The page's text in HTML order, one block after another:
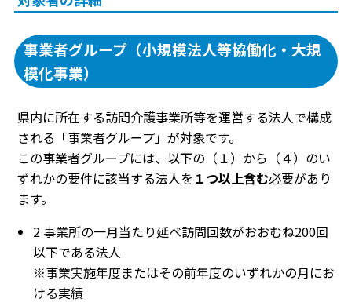
事業者グループ（小規模法人等協働化・大規
模化事業）
県内に所在する訪問介護事業所等を運営する法人で構成
される「事業者グループ」が対象です。
この事業者グループには、以下の（１）から（４）のい
ずれかの要件に該当する法人を １つ以上含む必要があり
ます。
2 事業所の一月当たり延べ訪問回数がおおむね200回
以下である法人
※事業実施年度またはその前年度のいずれかの月にお
ける実績